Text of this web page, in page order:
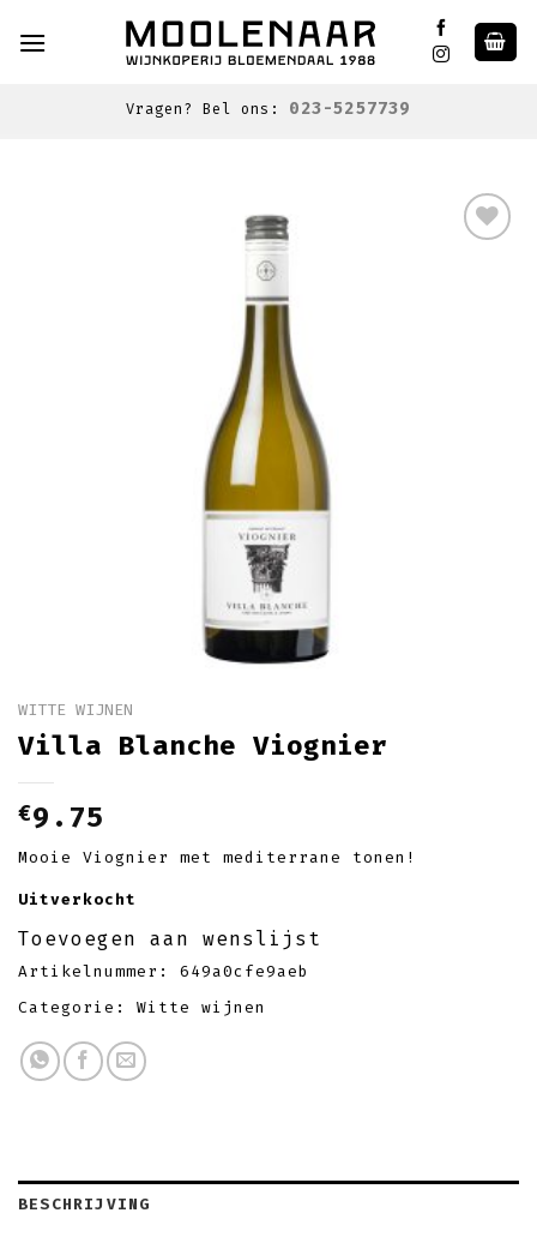
to
Vragen? Bel ons: 023-5257739
WITTE WIJNEN
Villa Blanche Viognier
€9.75
Mooie Viognier met mediterrane tonen!
Uitverkocht
Toevoegen aan wenslijst
Artikelnummer: 649a0cfe9aeb
Categorie: Witte wijnen
BESCHRIJVING